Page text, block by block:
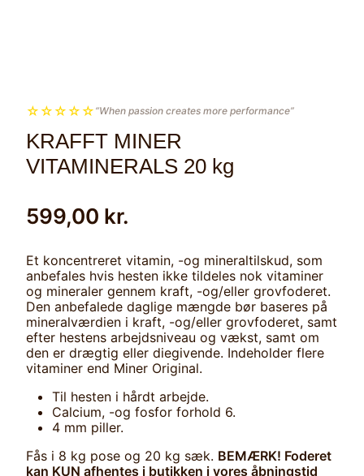
☆ ☆ ☆ ☆ ☆ “When passion creates more performance”
KRAFFT MINER
VITAMINERALS 20 kg
599,00 kr.
Et koncentreret vitamin, -og mineraltilskud, som
anbefales hvis hesten ikke tildeles nok vitaminer
og mineraler gennem kraft, -og/eller grovfoderet.
Den anbefalede daglige mængde bør baseres på
mineralværdien i kraft, -og/eller grovfoderet, samt
efter hestens arbejdsniveau og vækst, samt om
den er drægtig eller diegivende. Indeholder flere
vitaminer end Miner Original.
Til hesten i hårdt arbejde.
Calcium, -og fosfor forhold 6.
4 mm piller.
Fås i 8 kg pose og 20 kg sæk. BEMÆRK! Foderet
kan KUN afhentes i butikken i vores åbningstid